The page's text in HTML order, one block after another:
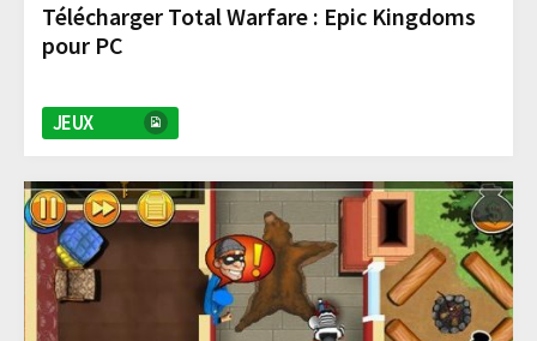
Télécharger Total Warfare : Epic Kingdoms
pour PC
JEUX